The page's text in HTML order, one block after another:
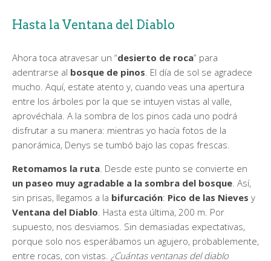
Hasta la Ventana del Diablo
Ahora toca atravesar un “desierto de roca” para
adentrarse al bosque de pinos . El día de sol se agradece
mucho. Aquí, estate atento y, cuando veas una apertura
entre los árboles por la que se intuyen vistas al valle,
aprovéchala. A la sombra de los pinos cada uno podrá
disfrutar a su manera: mientras yo hacía fotos de la
panorámica, Denys se tumbó bajo las copas frescas.
Retomamos la ruta . Desde este punto se convierte en
un paseo muy agradable a la sombra del bosque . Así,
sin prisas, llegamos a la bifurcación: Pico de las Nieves y
Ventana del Diablo . Hasta esta última, 200 m. Por
supuesto, nos desviamos. Sin demasiadas expectativas,
porque solo nos esperábamos un agujero, probablemente,
entre rocas, con vistas. ¿Cuántas ventanas del diablo